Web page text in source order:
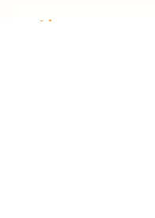
Abonnez-vous